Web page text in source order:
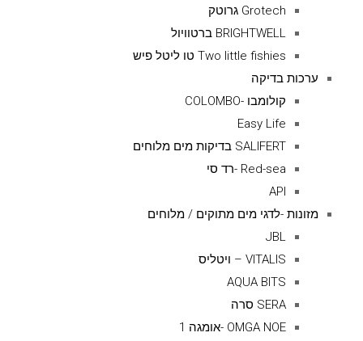
Grotech גרוטק
BRIGHTWELL ברטוויול
Two little fishies טו ליטל פיש
ערכות בדיקה
קולומבו -COLOMBO
Easy Life
SALIFERT בדיקות מים מלוחים
Red-sea -רד סי
API
מזונות -לדגי מים מתוקים / מלוחים
JBL
VITALIS – ויטליס
AQUA BITS
SERA סרה
OMGA NOE -אומגה 1